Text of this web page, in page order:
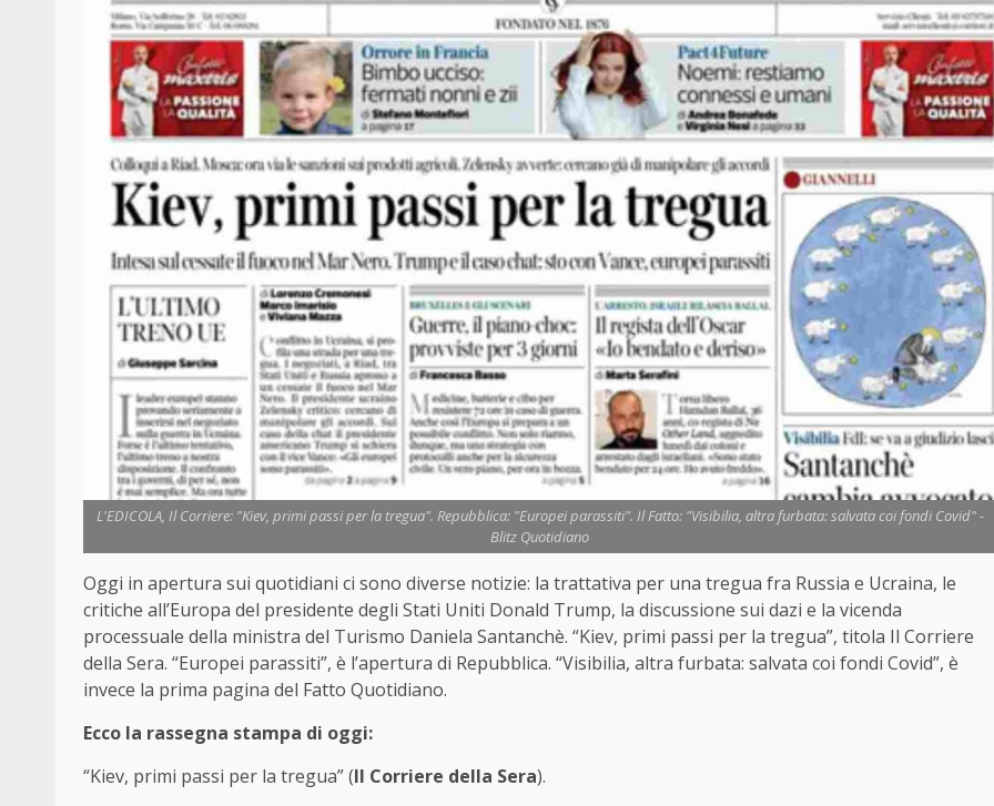
L'EDICOLA, Il Corriere: "Kiev, primi passi per la tregua". Repubblica: "Europei parassiti". Il Fatto: "Visibilia, altra furbata: salvata coi fondi Covid" -
Blitz Quotidiano
Oggi in apertura sui quotidiani ci sono diverse notizie: la trattativa per una tregua fra Russia e Ucraina, le
critiche all’Europa del presidente degli Stati Uniti Donald Trump, la discussione sui dazi e la vicenda
processuale della ministra del Turismo Daniela Santanchè. “Kiev, primi passi per la tregua”, titola Il Corriere
della Sera. “Europei parassiti”, è l’apertura di Repubblica. “Visibilia, altra furbata: salvata coi fondi Covid”, è
invece la prima pagina del Fatto Quotidiano.
Ecco la rassegna stampa di oggi:
“Kiev, primi passi per la tregua” (Il Corriere della Sera).